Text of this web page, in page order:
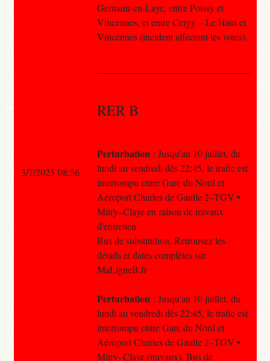
Germain-en-Laye, entre Poissy et
Vincennes, et entre Cergy – Le Haut et
Vincennes (incident affectant les voies).
RER B
Perturbation : Jusqu'au 10 juillet, du
lundi au vendredi dès 22:45, le trafic est
interrompu entre Gare du Nord et
Aéroport Charles de Gaulle 2–TGV •
Mitry–Claye en raison de travaux
d'entretien
Bus de substitution. Retrouvez les
détails et dates complètes sur
MaLigneB.fr
Perturbation : Jusqu'au 10 juillet, du
lundi au vendredi dès 22:45, le trafic est
interrompu entre Gare du Nord et
Aéroport Charles de Gaulle 2–TGV •
Mitry–Claye (travaux). Bus de
3/7/2025 08:56